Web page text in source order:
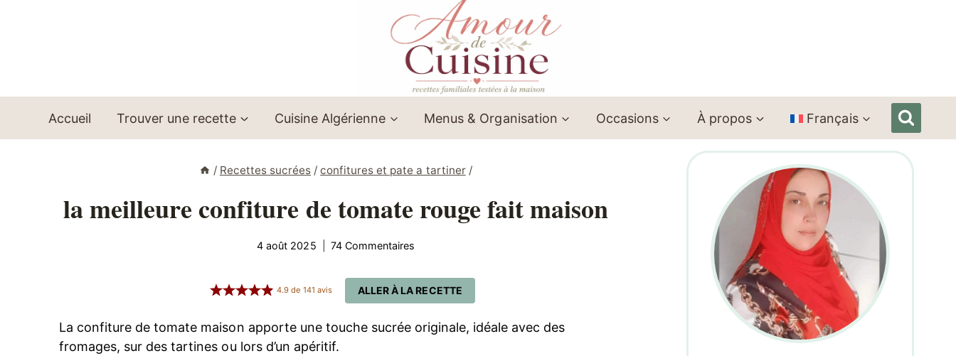
Accueil Trouver une recette Cuisine Algérienne Menus & Organisation Occasions À propos Français
/ Recettes sucrées / confitures et pate a tartiner /
la meilleure confiture de tomate rouge fait maison
4 août 2025 74 Commentaires
ALLER À LA RECETTE
4.9 de141 avis
La confiture de tomate maison apporte une touche sucrée originale, idéale avec des
fromages, sur des tartines ou lors d’un apéritif.